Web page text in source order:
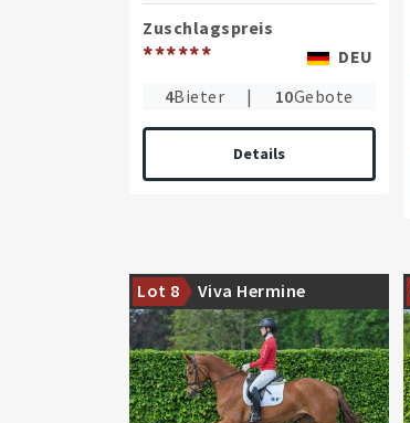
Zuschlagspreis
******
DEU
4Bieter | 10Gebote
Details
Lot 8 Viva Hermine
Hochrittiges Nachwuchspferd mit
guter Grundqualität